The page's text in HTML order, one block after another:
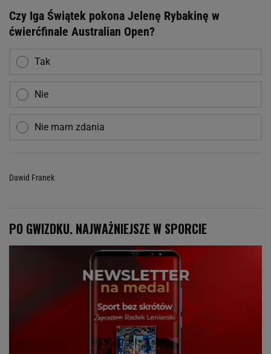
Czy Iga Świątek pokona Jelenę Rybakinę w
ćwierćfinale Australian Open?
Tak
Nie
Nie mam zdania
Dawid Franek